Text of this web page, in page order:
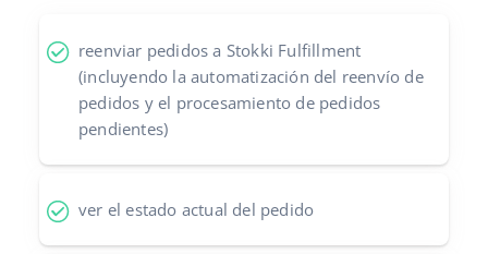
română
中文
reenviar pedidos a Stokki Fulfillment
(incluyendo la automatización del reenvío de
pedidos y el procesamiento de pedidos
pendientes)
ver el estado actual del pedido